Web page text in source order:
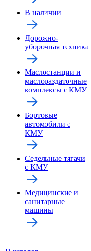
В наличии
Дорожно-
уборочная техника
Маслостанции и
маслораздаточные
комплексы с КМУ
Бортовые
автомобили с
КМУ
Седельные тягачи
с КМУ
Медицинские и
санитарные
машины